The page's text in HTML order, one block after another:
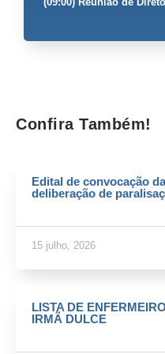
Confira Também!
Edital de convocação
deliberação de
15 julho, 2026
LISTA DE
IRMÃ DULCE